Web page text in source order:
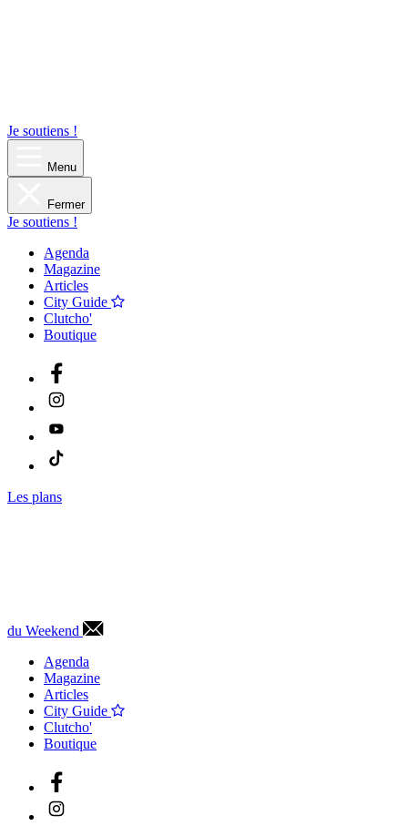
Je soutiens !
Menu
Fermer
Je soutiens !
Agenda
Magazine
Articles
City Guide
Clutcho'
Boutique
Les plans
du Weekend
Agenda
Magazine
Articles
City Guide
Clutcho'
Boutique